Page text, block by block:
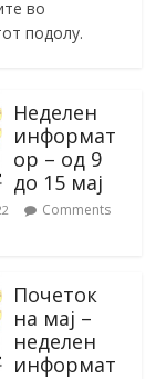
во
подолу.
Неделен
информат
ор – од 9
до 15 мај
Comments
Почеток
на мај –
неделен
информат